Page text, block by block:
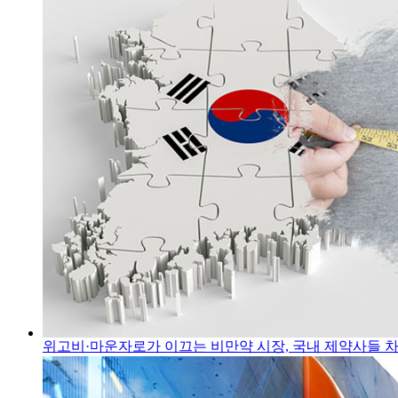
위고비·마운자로가 이끄는 비만약 시장, 국내 제약사들